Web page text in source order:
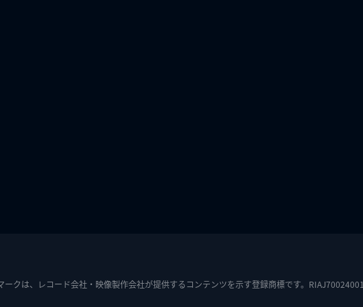
ークは、レコード会社・映像製作会社が提供するコンテンツを示す登録商標です。RIAJ70024001